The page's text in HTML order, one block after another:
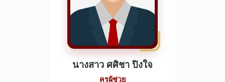
นางสาว ศศิชา ปิงใจ
ครูผู้ช่วย